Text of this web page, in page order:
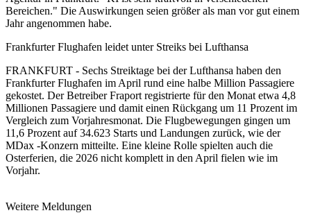
Bereichen." Die Auswirkungen seien größer als man vor gut einem
Jahr angenommen habe.
Frankfurter Flughafen leidet unter Streiks bei Lufthansa
FRANKFURT - Sechs Streiktage bei der Lufthansa haben den
Frankfurter Flughafen im April rund eine halbe Million Passagiere
gekostet. Der Betreiber Fraport registrierte für den Monat etwa 4,8
Millionen Passagiere und damit einen Rückgang um 11 Prozent im
Vergleich zum Vorjahresmonat. Die Flugbewegungen gingen um
11,6 Prozent auf 34.623 Starts und Landungen zurück, wie der
MDax -Konzern mitteilte. Eine kleine Rolle spielten auch die
Osterferien, die 2026 nicht komplett in den April fielen wie im
Vorjahr.
Weitere Meldungen